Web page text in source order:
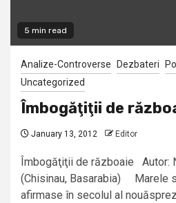
5 min read
Analize-Controverse Dezbateri
Uncategorized
Îmbogăţiţii de
January 13, 2012 Editor
Îmbogăţiţii de războaie Autor:
(Chisinau, Basarabia) Marele
afirmase în secolul al